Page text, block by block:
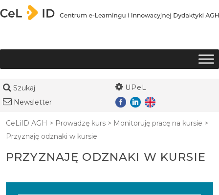
Przejdź do treści
Szukaj
UPeL
Newsletter
CeLiID AGH > Prowadzę kurs > Monitoruję pracę na kursie >
Przyznaję odznaki w kursie
PRZYZNAJĘ ODZNAKI W KURSIE